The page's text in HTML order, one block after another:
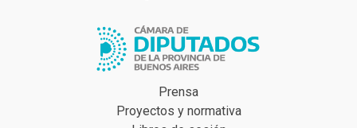
Prensa
Proyectos y normativa